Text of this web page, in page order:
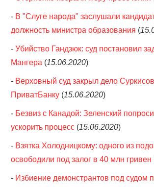
- В "Слуге народа" заслушали
должность министра образования (
-Убийство Гандзюк: суд постановил
Мангера (15.06.2020)
- Верховный суд закрыл дело
ПриватБанку (15.06.2020)
- Безвиз с Канадой: Зеленский
ускорить процесс (15.06.2020)
- Взятка Холодницкому: одного из
освободили под залог в 40 млн гривен
- Избиение демонстрантов под судом